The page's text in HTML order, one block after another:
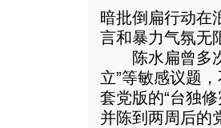
暗批倒扁行动在
言和暴力气氛无
陈水扁曾多次
立”等敏感议题
套党版的“台独
并陈到两周后的